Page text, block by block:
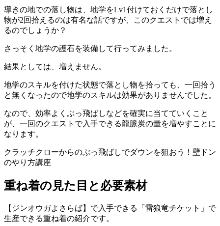
導きの地での落し物は、地学をLv1付けておくだけで落とし
物が2回拾えるのは有名な話ですが、このクエストでは増え
るのでしょうか？
さっそく地学の護石を装備して行ってみました。
結果としては、増えません。
地学のスキルを付けた状態で落とし物を拾っても、一回拾う
と無くなったので地学のスキルは効果がありませんでした。
なので、効率よくぶっ飛ばしなどを確実に当てていくこと
が、一回のクエストで入手できる龍脈炭の量を増やすことに
なります。
クラッチクローからのぶっ飛ばしでダウンを狙おう！壁ドン
のやり方講座
重ね着の見た目と必要素材
【ジンオウガよさらば】で入手できる「雷狼竜チケット」で
生産できる重ね着の紹介です。